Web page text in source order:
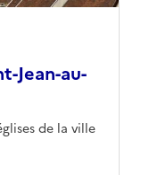
Jean-au-
de la ville